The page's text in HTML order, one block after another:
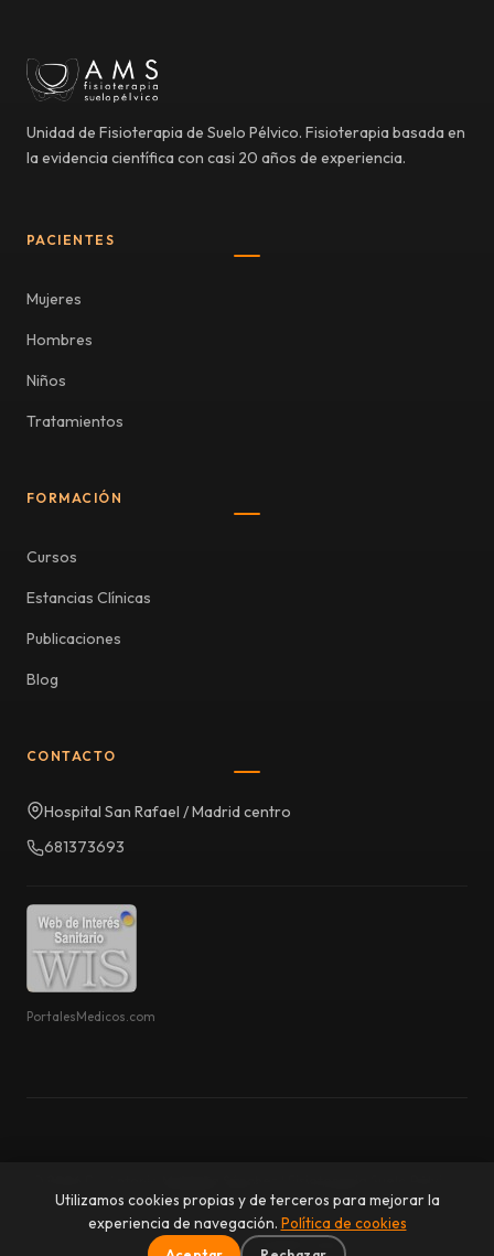
Unidad de Fisioterapia de Suelo Pélvico. Fisioterapia basada en
la evidencia científica con casi 20 años de experiencia.
PACIENTES
Mujeres
Hombres
Niños
Tratamientos
FORMACIÓN
Cursos
Estancias Clínicas
Publicaciones
Blog
CONTACTO
Hospital San Rafael / Madrid centro
681373693
PortalesMedicos.com
Todos los derechos reservados.
Aviso Legal Privacidad Cookies
Utilizamos cookies propias y de terceros para mejorar la
experiencia de navegación. Política de cookies